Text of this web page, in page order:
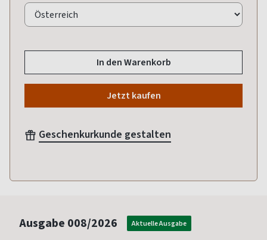
In den Warenkorb
Jetzt kaufen
Geschenkurkunde gestalten
Ausgabe 008/2026 Aktuelle Ausgabe